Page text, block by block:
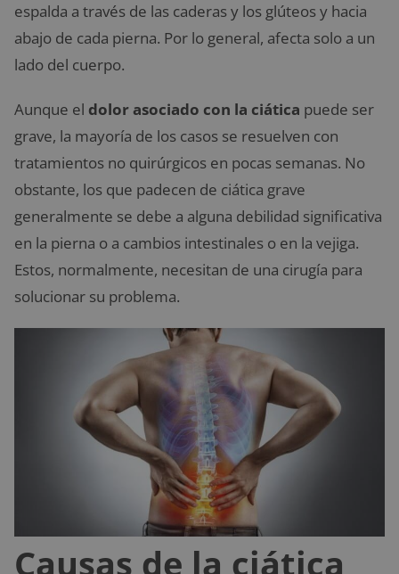
espalda a través de las caderas y los glúteos y hacia
abajo de cada pierna. Por lo general, afecta solo a un
lado del cuerpo.
Aunque el dolor asociado con la ciática puede ser
grave, la mayoría de los casos se resuelven con
tratamientos no quirúrgicos en pocas semanas. No
obstante, los que padecen de ciática grave
generalmente se debe a alguna debilidad significativa
en la pierna o a cambios intestinales o en la vejiga.
Estos, normalmente, necesitan de una cirugía para
solucionar su problema.
Causas de la ciática